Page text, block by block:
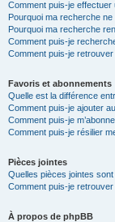
Comment puis-je
Pourquoi ma recherche
Pourquoi ma recherche
Comment puis-je
Comment puis-je
Favoris et abonnements
Quelle est la différence
Comment puis-je ajouter
Comment puis-je
Comment puis-je résilier
Pièces jointes
Quelles pièces jointes
Comment puis-je
À propos de phpBB